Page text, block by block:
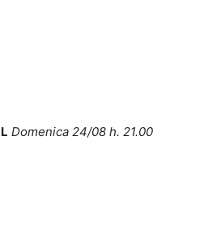
Domenica 24/08 h. 21.00